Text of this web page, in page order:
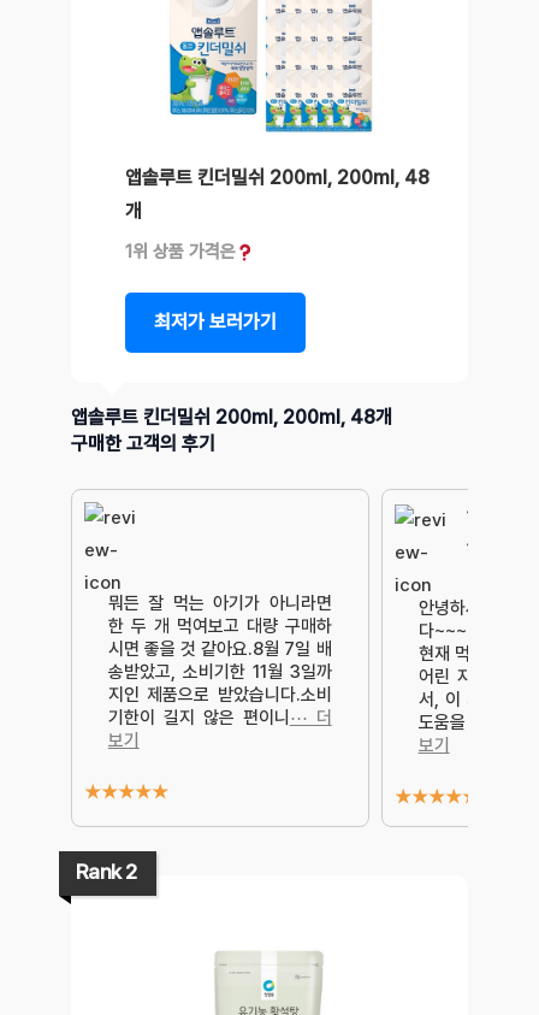
앱솔루트 킨더밀쉬 200ml, 200ml, 48
개
1위 상품 가격은
최저가 보러가기
앱솔루트 킨더밀쉬 200ml, 200ml, 48개
구매한 고객의 후기
뭐든 잘 먹는 아기가 아니라면
한 두 개 먹여보고 대량 구매하
시면 좋을 것 같아요.8월 7일 배
송받았고, 소비기한 11월 3일까
지인 제품으로 받았습니다.소비
기한이 길지 않은 편이니 ⋯ 더
보기
★★★★★
하루 2번
하고 좋아
안녕하세요,내
다
현재 먹고 있는
어린 자녀가 있
서, 이 제품이
도움을 주었는
보기
★★★★★
Rank 2